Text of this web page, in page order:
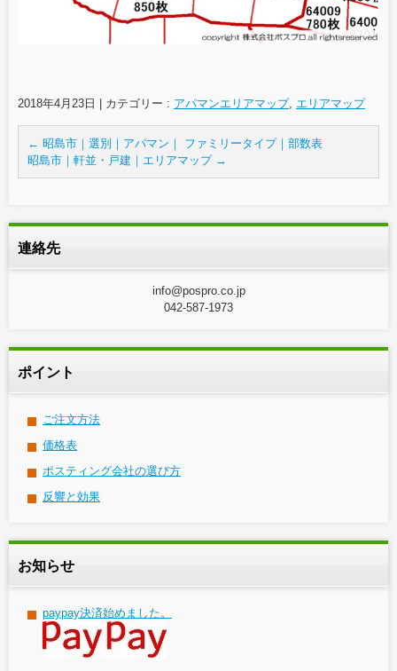
2018年4月23日 | カテゴリー : アパマンエリアマップ, エリアマップ
← 昭島市｜選別｜アパマン｜ ファミリータイプ｜部数表
昭島市｜軒並・戸建｜エリアマップ →
連絡先
info@pospro.co.jp
042-587-1973
ポイント
ご注文方法
価格表
ポスティング会社の選び方
反響と効果
お知らせ
paypay決済始めました。